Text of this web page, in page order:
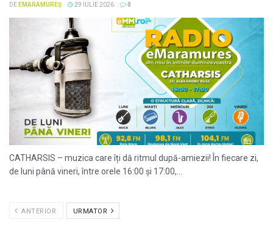
DE EMARAMUREȘ 29 IULIE 2026 0
CATHARSIS – muzica care îți dă ritmul după-amiezii! În fiecare zi,
de luni până vineri, între orele 16:00 și 17:00,...
ANTERIOR URMATOR